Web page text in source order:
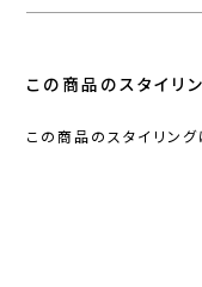
この商品のスタイリ
この商品のスタイリン